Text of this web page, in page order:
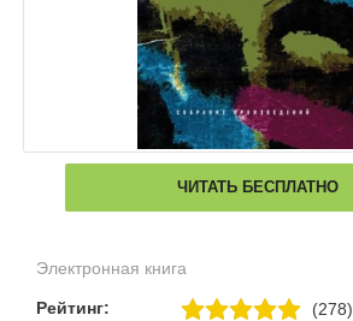
ЧИТАТЬ БЕСПЛАТНО
Электронная книга
Рейтинг: (278)